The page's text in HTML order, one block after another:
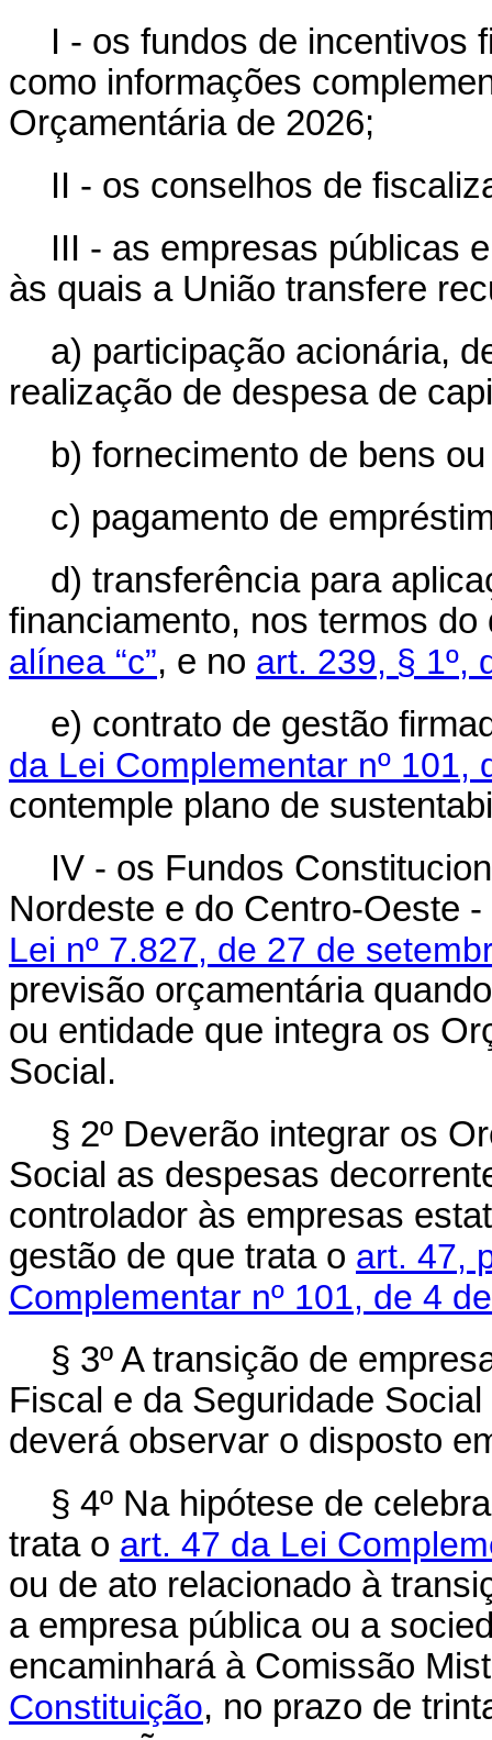
I - os fundos de incentivos
como informações
Orçamentária de 2026;
II - os conselhos de
III - as empresas públicas
às quais a União transfere
a) participação acionária,
realização de despesa de
b) fornecimento de bens
c) pagamento de
d) transferência para
financiamento, nos termos
alínea “c”, e no art. 239, § 1º,
e) contrato de gestão
da Lei Complementar nº 101,
contemple plano de
IV - os Fundos
Nordeste e do Centro-Oeste
Lei nº 7.827, de 27 de
previsão orçamentária
ou entidade que integra os
Social.
§ 2º Deverão integrar os
Social as despesas
controlador às empresas
gestão de que trata o art. 47,
Complementar nº 101, de 4
§ 3º A transição de
Fiscal e da Seguridade
deverá observar o disposto
§ 4º Na hipótese de
trata o art. 47 da Lei
ou de ato relacionado à
a empresa pública ou a
encaminhará à Comissão
Constituição, no prazo de